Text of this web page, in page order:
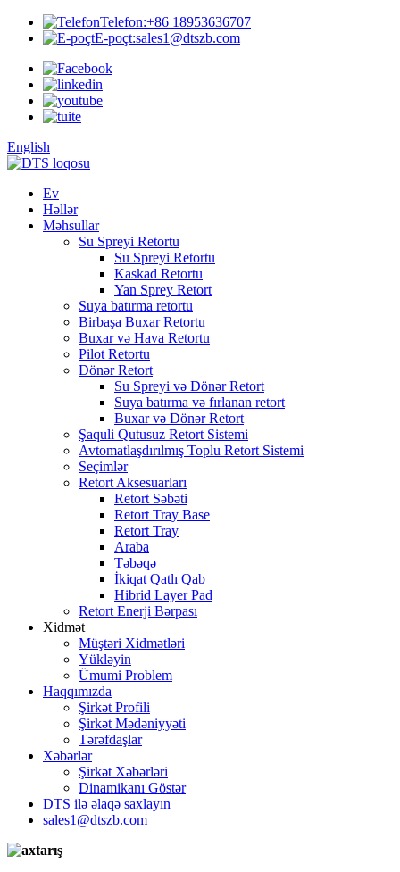
Telefon:+86 18953636707
E-poçt:sales1@dtszb.com
English
Ev
Həllər
Məhsullar
Su Spreyi Retortu
Su Spreyi Retortu
Kaskad Retortu
Yan Sprey Retort
Suya batırma retortu
Birbaşa Buxar Retortu
Buxar və Hava Retortu
Pilot Retortu
Dönər Retort
Su Spreyi və Dönər Retort
Suya batırma və fırlanan retort
Buxar və Dönər Retort
Şaquli Qutusuz Retort Sistemi
Avtomatlaşdırılmış Toplu Retort Sistemi
Seçimlər
Retort Aksesuarları
Retort Səbəti
Retort Tray Base
Retort Tray
Araba
Təbəqə
İkiqat Qatlı Qab
Hibrid Layer Pad
Retort Enerji Bərpası
Xidmət
Müştəri Xidmətləri
Yükləyin
Ümumi Problem
Haqqımızda
Şirkət Profili
Şirkət Mədəniyyəti
Tərəfdaşlar
Xəbərlər
Şirkət Xəbərləri
Dinamikanı Göstər
DTS ilə əlaqə saxlayın
sales1@dtszb.com